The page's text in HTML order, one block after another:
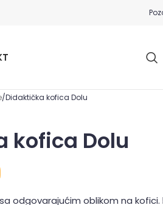
Didaktička kofica Dolu
kofica Dolu
odgovarajućim oblikom na